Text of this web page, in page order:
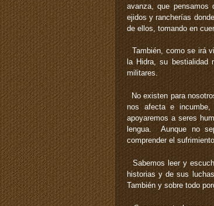
avanza, que pensamos
ejidos y rancherías
de ellos, tomando en
También, como se irá
la Hidra, su
militares.
No existen para
nos afecta e
apoyaremos a seres
lengua. Aunque no
comprender el
Sabemos leer y
historias y de sus
También y sobre todo